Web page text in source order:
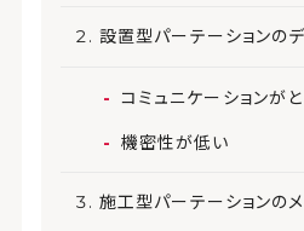
設置型パーテーションのデ
コミュニケーションが
機密性が低い
施工型パーテーションのメ